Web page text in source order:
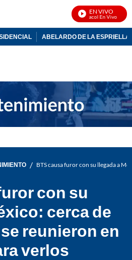
EN VIVO
Noticias Caracol En Vivo
ABELARDO DE LA ESPRIELLA
/ BTS causa furor con su llegada a
con su
cerca de
reunieron en
verlos